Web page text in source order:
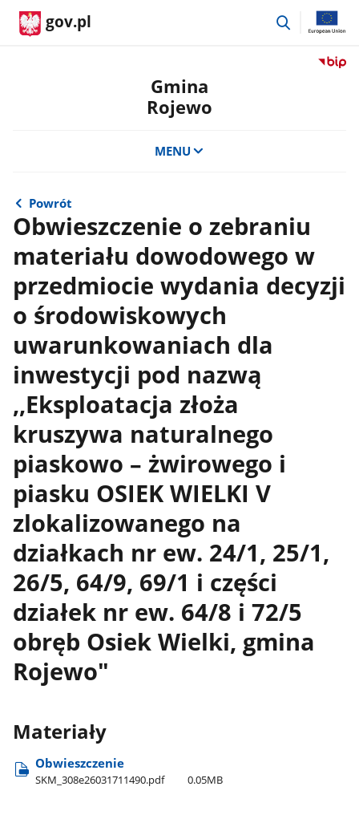
gov.pl
przejdź
Przejdź
Gmina
Rojewo
MENU
Powrót
Obwieszczenie o zebraniu
materiału dowodowego w
przedmiocie wydania decyzji
o środowiskowych
uwarunkowaniach dla
inwestycji pod nazwą
,,Eksploatacja złoża
kruszywa naturalnego
piaskowo – żwirowego i
piasku OSIEK WIELKI V
zlokalizowanego na
działkach nr ew. 24/1, 25/1,
26/5, 64/9, 69/1 i części
działek nr ew. 64/8 i 72/5
obręb Osiek Wielki, gmina
Rojewo"
Materiały
Obwieszczenie
SKM​_308e26031711490.pdf 0.05MB